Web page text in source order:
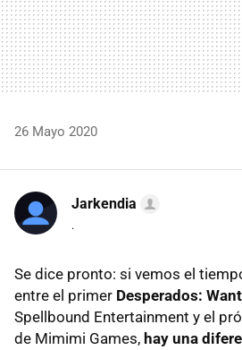
26 Mayo 2020
Jarkendia
.
Se dice pronto: si vemos el
entre el primer Desperados:
Spellbound Entertainment y el
de Mimimi Games, hay una